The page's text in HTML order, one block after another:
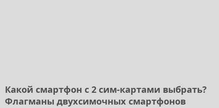
Какой смартфон с 2 сим-картами выбрать?
Флагманы двухсимочных смартфонов